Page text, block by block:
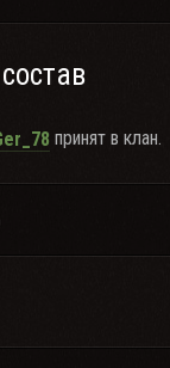
принят в клан.